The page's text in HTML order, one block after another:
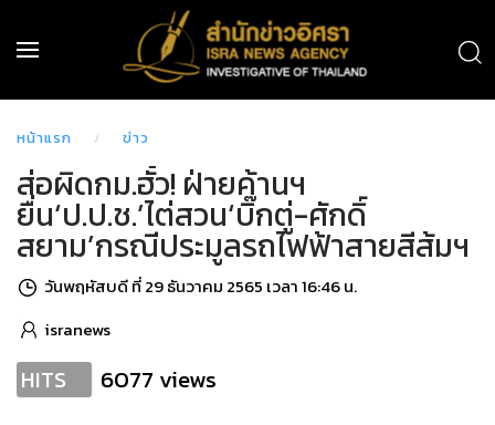
หน้าแรก ข่าว
ส่อผิดกม.ฮั้ว! ฝ่ายค้านฯ
ยื่น‘ป.ป.ช.’ไต่สวน‘บิ๊กตู่-ศักดิ์
สยาม’กรณีประมูลรถไฟฟ้าสายสีส้มฯ
วันพฤหัสบดี ที่ 29 ธันวาคม 2565 เวลา 16:46 น.
isranews
HITS 6077 views